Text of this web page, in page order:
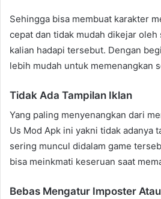
Sehingga bisa membuat karakter
cepat dan tidak mudah dikejar oleh
kalian hadapi tersebut. Dengan
lebih mudah untuk memenangkan
Tidak Ada Tampilan Iklan
Yang paling menyenangkan dari
Us Mod Apk ini yakni tidak adanya
sering muncul didalam game
bisa meinkmati keseruan saat
Bebas Mengatur Imposter